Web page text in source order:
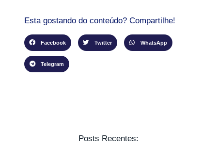
Esta gostando do conteúdo? Compartilhe!
Facebook Twitter WhatsApp
Telegram
Posts Recentes: